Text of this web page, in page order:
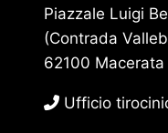
Piazzale Luigi
(Contrada
62100 Macerata
Ufficio